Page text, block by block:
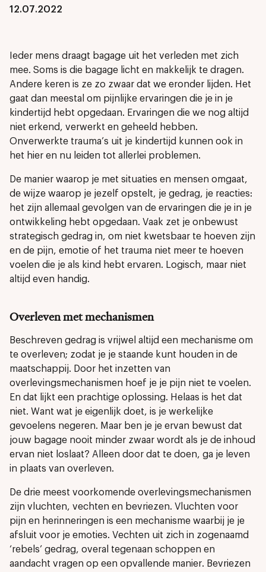
12.07.2022
Ieder mens draagt bagage uit het verleden met zich
mee. Soms is die bagage licht en makkelijk te dragen.
Andere keren is ze zo zwaar dat we eronder lijden. Het
gaat dan meestal om pijnlijke ervaringen die je in je
kindertijd hebt opgedaan. Ervaringen die we nog altijd
niet erkend, verwerkt en geheeld hebben.
Onverwerkte trauma’s uit je kindertijd kunnen ook in
het hier en nu leiden tot allerlei problemen.
De manier waarop je met situaties en mensen omgaat,
de wijze waarop je jezelf opstelt, je gedrag, je reacties:
het zijn allemaal gevolgen van de ervaringen die je in je
ontwikkeling hebt opgedaan. Vaak zet je onbewust
strategisch gedrag in, om niet kwetsbaar te hoeven zijn
en de pijn, emotie of het trauma niet meer te hoeven
voelen die je als kind hebt ervaren. Logisch, maar niet
altijd even handig.
Overleven met mechanismen
Beschreven gedrag is vrijwel altijd een mechanisme om
te overleven; zodat je je staande kunt houden in de
maatschappij. Door het inzetten van
overlevingsmechanismen hoef je je pijn niet te voelen.
En dat lijkt een prachtige oplossing. Helaas is het dat
niet. Want wat je eigenlijk doet, is je werkelijke
gevoelens negeren. Maar ben je je ervan bewust dat
jouw bagage nooit minder zwaar wordt als je de inhoud
ervan niet loslaat? Alleen door dat te doen, ga je leven
in plaats van overleven.
De drie meest voorkomende overlevingsmechanismen
zijn vluchten, vechten en bevriezen. Vluchten voor
pijn en herinneringen is een mechanisme waarbij je je
afsluit voor je emoties. Vechten uit zich in zogenaamd
‘rebels’ gedrag, overal tegenaan schoppen en
aandacht vragen op een opvallende manier. Bevriezen